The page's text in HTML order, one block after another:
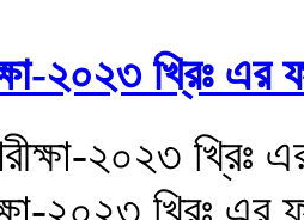
২০২৩ খ্রিঃ
২০২৩ খ্রিঃ